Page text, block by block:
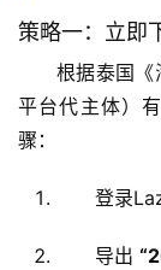
策略一：立即
根据泰国《
平台代主体）
骤：
登录
导出